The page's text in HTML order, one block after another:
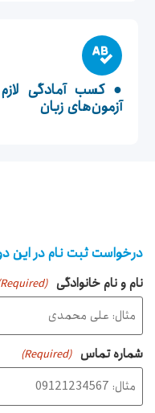
● کسب آمادگی
آزمون‌های زبان
درخواست ثبت نام در این
نام و نام خانوادگی (Required)
شماره تماس (Required)